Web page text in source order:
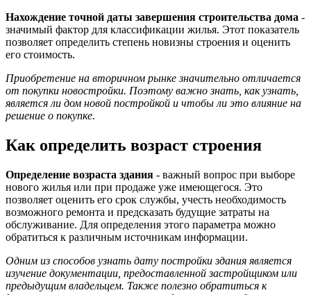
Нахождение точной даты завершения строительства дома -
значимый фактор для классификации жилья. Этот показатель
позволяет определить степень новизны строения и оценить
его стоимость.
Приобретение на вторичном рынке значительно отличается
от покупки новостройки. Поэтому важно знать, как узнать,
является ли дом новой постройкой и чтобы ли это влияние на
решение о покупке.
Как определить возраст строения
Определение возраста здания - важный вопрос при выборе
нового жилья или при продаже уже имеющегося. Это
позволяет оценить его срок службы, учесть необходимость
возможного ремонта и предсказать будущие затраты на
обслуживание. Для определения этого параметра можно
обратиться к различным источникам информации.
Одним из способов узнать дату постройки здания является
изучение документации, предоставленной застройщиком или
предыдущим владельцем. Также полезно обратиться к